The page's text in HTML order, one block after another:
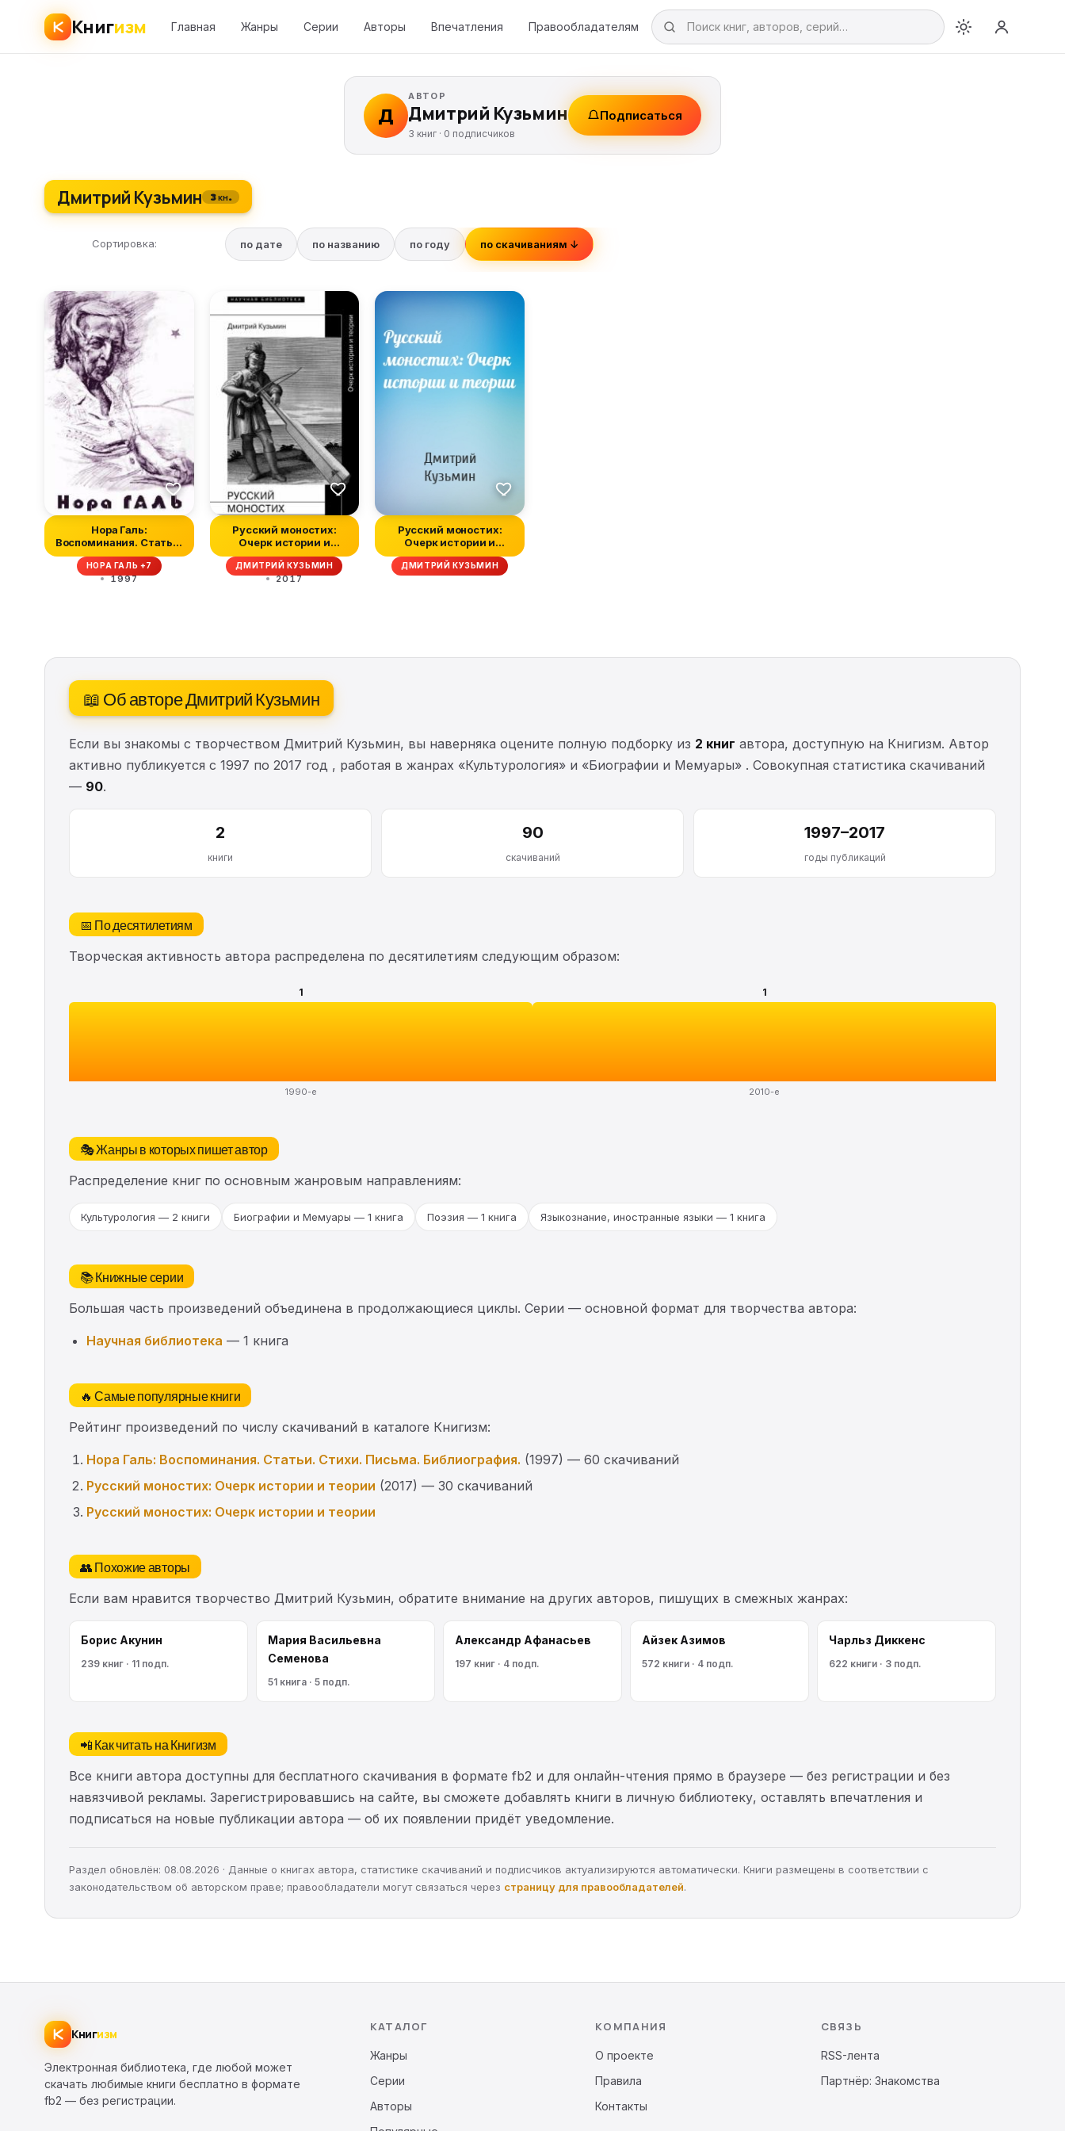
Книгизм Главная Жанры Серии Авторы Впечатления Правообладателям
Д
АВТОР
Дмитрий Кузьмин
3 книг · 0 подписчиков
Подписаться
Дмитрий Кузьмин 3 кн.
Сортировка: по дате по названию по году по скачиваниям ↓
Нора Галь:
Воспоминания. Статьи.
Стихи. Письма. Би...
НОРА ГАЛЬ +7
1997
Русский моностих:
Очерк истории и
теории
ДМИТРИЙ КУЗЬМИН
2017
Русский моностих:
Очерк истории и
теории
ДМИТРИЙ КУЗЬМИН
📖 Об авторе Дмитрий Кузьмин
Если вы знакомы с творчеством Дмитрий Кузьмин, вы наверняка оцените полную подборку из 2 книг автора, доступную на Книгизм. Автор
активно публикуется с 1997 по 2017 год , работая в жанрах «Культурология» и «Биографии и Мемуары» . Совокупная статистика скачиваний
— 90.
2
книги
90
скачиваний
1997–2017
годы публикаций
📅 По десятилетиям
Творческая активность автора распределена по десятилетиям следующим образом:
1
1990-е
1
2010-е
🎭 Жанры в которых пишет автор
Распределение книг по основным жанровым направлениям:
Культурология — 2 книги Биографии и Мемуары — 1 книга Поэзия — 1 книга Языкознание, иностранные языки — 1 книга
📚 Книжные серии
Большая часть произведений объединена в продолжающиеся циклы. Серии — основной формат для творчества автора:
Научная библиотека — 1 книга
🔥 Самые популярные книги
Рейтинг произведений по числу скачиваний в каталоге Книгизм:
Нора Галь: Воспоминания. Статьи. Стихи. Письма. Библиография. (1997) — 60 скачиваний
Русский моностих: Очерк истории и теории (2017) — 30 скачиваний
Русский моностих: Очерк истории и теории
👥 Похожие авторы
Если вам нравится творчество Дмитрий Кузьмин, обратите внимание на других авторов, пишущих в смежных жанрах:
Борис Акунин
239 книг · 11 подп.
Мария Васильевна
Семенова
51 книга · 5 подп.
Александр Афанасьев
197 книг · 4 подп.
Айзек Азимов
572 книги · 4 подп.
Чарльз Диккенс
622 книги · 3 подп.
📲 Как читать на Книгизм
Все книги автора доступны для бесплатного скачивания в формате fb2 и для онлайн-чтения прямо в браузере — без регистрации и без
навязчивой рекламы. Зарегистрировавшись на сайте, вы сможете добавлять книги в личную библиотеку, оставлять впечатления и
подписаться на новые публикации автора — об их появлении придёт уведомление.
Раздел обновлён: 08.08.2026 · Данные о книгах автора, статистике скачиваний и подписчиков актуализируются автоматически. Книги размещены в соответствии с
законодательством об авторском праве; правообладатели могут связаться через страницу для правообладателей.
Книгизм
Электронная библиотека, где любой может
скачать любимые книги бесплатно в формате
fb2 — без регистрации.
КАТАЛОГ
Жанры
Серии
Авторы
КОМПАНИЯ
О проекте
Правила
Контакты
СВЯЗЬ
RSS-лента
Партнёр: Знакомства